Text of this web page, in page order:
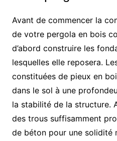
Avant de commencer la
de votre pergola en bois
d’abord construire les
lesquelles elle reposera.
constituées de pieux en
dans le sol à une
la stabilité de la structure.
des trous suffisamment
de béton pour une solidité